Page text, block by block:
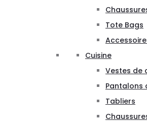
Tote Bags
Cuisine
Vestes de
Pantalons
Tabliers